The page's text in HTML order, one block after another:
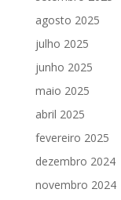
agosto 2025
julho 2025
junho 2025
maio 2025
abril 2025
fevereiro 2025
dezembro 2024
novembro 2024